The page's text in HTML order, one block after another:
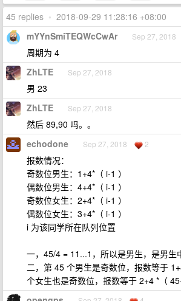
45 replies • 2018-09-29 11:28:16 +08:00
mYYnSmiTEQWcCwAr Sep 27, 2018
周期为 4
ZhLTE Sep 27, 2018
男 23
ZhLTE Sep 27, 2018
然后 89,90 吗。。
echodone Sep 27, 2018 2
报数情况：
奇数位男生：1+4*（ i-1 ）
偶数位男生：4+4*（ i-1 ）
奇数位女生：2+4*（ i-1 ）
偶数位女生：3+4*（ i-1 ）
i 为该同学所在队列位置
一，45/4 = 11...1，所以是男生，是男生
二，第 45 个男生是奇数位，报数等于
个女生也是奇数位，报数等于 2+4 *（ 45-